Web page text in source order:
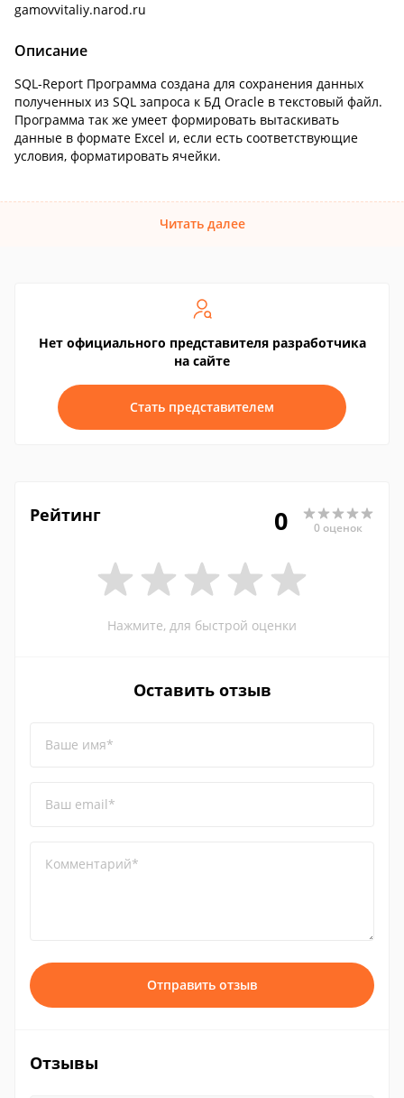
gamovvitaliy.narod.ru
Описание
SQL-Report Программа создана для сохранения данных
полученных из SQL запроса к БД Oracle в текстовый файл.
Программа так же умеет формировать вытаскивать
данные в формате Excel и, если есть соответствующие
условия, форматировать ячейки.
Читать далее
Нет официального представителя разработчика
на сайте
Стать представителем
Рейтинг 0 0 оценок
Нажмите, для быстрой оценки
Оставить отзыв
Ваше имя*
Ваш email*
Комментарий*
Отправить отзыв
Отзывы